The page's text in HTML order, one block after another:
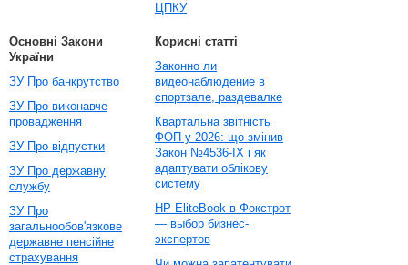
ЦПКУ
Основні Закони
України
ЗУ Про банкрутство
ЗУ Про виконавче
провадження
ЗУ Про відпустки
ЗУ Про державну
службу
ЗУ Про
загальнообов'язкове
державне пенсійне
страхування
Корисні статті
Законно ли
видеонаблюдение в
спортзале, раздевалке
Квартальна звітність
ФОП у 2026: що змінив
Закон №4536-IX і як
адаптувати облікову
систему
HP EliteBook в Фокстрот
— выбор бизнес-
экспертов